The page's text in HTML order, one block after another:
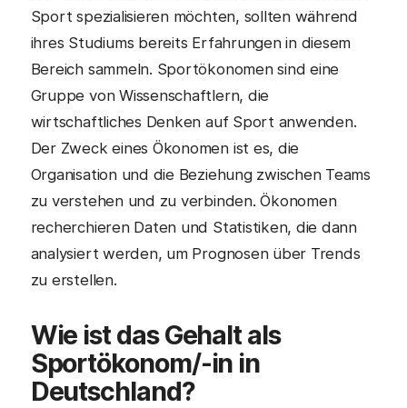
Sport spezialisieren möchten, sollten während
ihres Studiums bereits Erfahrungen in diesem
Bereich sammeln. Sportökonomen sind eine
Gruppe von Wissenschaftlern, die
wirtschaftliches Denken auf Sport anwenden.
Der Zweck eines Ökonomen ist es, die
Organisation und die Beziehung zwischen Teams
zu verstehen und zu verbinden. Ökonomen
recherchieren Daten und Statistiken, die dann
analysiert werden, um Prognosen über Trends
zu erstellen.
Wie ist das Gehalt als
Sportökonom/-in in
Deutschland?